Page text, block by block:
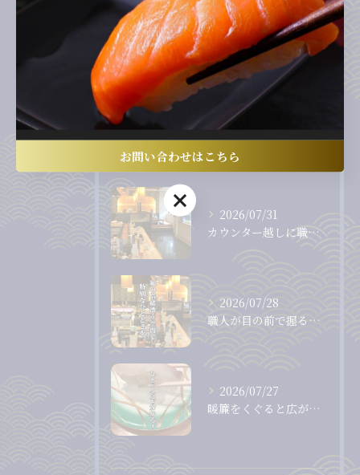
テイクアウト
お子様連れ
回転寿司
最近の投稿 Recent Posts
2026/07/31
カウンター越しに職人から直接受け取る、出来たて、握りたてのお...
2026/07/28
職人が目の前で握る、息をのむほど美しいまぐろ。
2026/07/27
暖簾をくぐると広がる、落ち着いた和の空間。
お問い合わせはこちら
お問い合わせはこちら